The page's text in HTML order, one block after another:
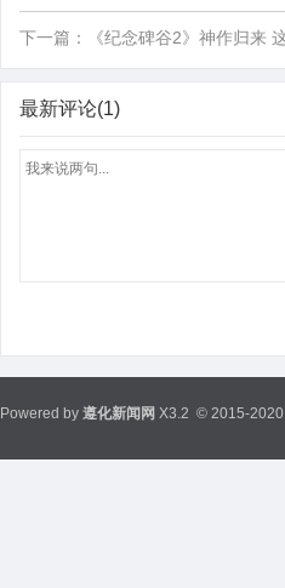
下一篇： 《纪念碑谷2》神作归来
最新评论(1)
Powered by 遵化新闻网 X3.2 © 2015-2020